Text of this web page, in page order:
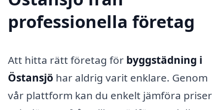
professionella företag
Att hitta rätt företag för byggstädning i
Östansjö har aldrig varit enklare. Genom
vår plattform kan du enkelt jämföra priser